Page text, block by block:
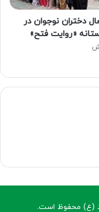
دختران نوجوان در
«روایت فتح»
(ع) محفوظ است.